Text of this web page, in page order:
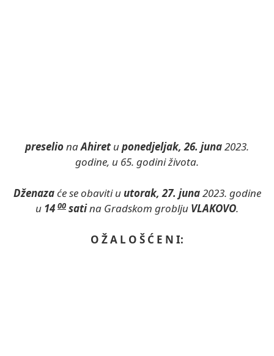
preselionaAhiretuponedjeljak, 26. juna2023.
godine, u 65. godini života.
Dženazaće se obaviti uutorak, 27. juna2023. godine
u 14 00 satina Gradskom groblju VLAKOVO.
O Ž A L O Š Ć E N I: